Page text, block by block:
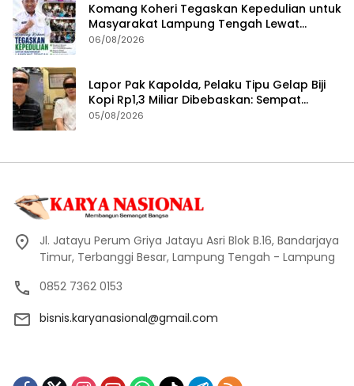
Komang Koheri Tegaskan Kepedulian untuk
Masyarakat Lampung Tengah Lewat
Penyaluran Bantuan Disabilitas
06/08/2026
Lapor Pak Kapolda, Pelaku Tipu Gelap Biji
Kopi Rp1,3 Miliar Dibebaskan: Sempat
Ditangkap di Jawa Tengah dan Ditahan di
05/08/2026
Jl. Jatayu Perum Griya Jatayu Asri Blok B.16, Bandarjaya
Timur, Terbanggi Besar, Lampung Tengah - Lampung
0852 7362 0153
bisnis.karyanasional@gmail.com